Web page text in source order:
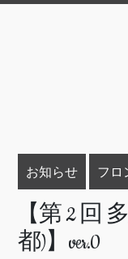
お知らせ フロ
【第 2 回
都)】ver.0